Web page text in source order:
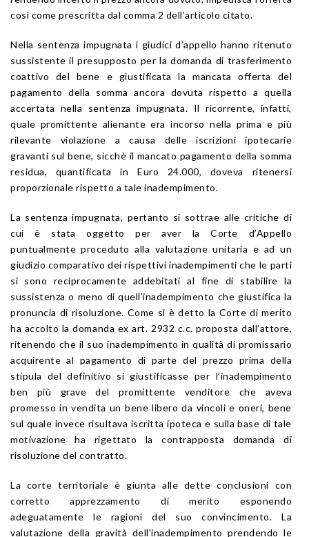
così come prescritta dal comma 2 dell’articolo citato.
Nella sentenza impugnata i giudici d’appello hanno ritenuto
sussistente il presupposto per la domanda di trasferimento
coattivo del bene e giustificata la mancata offerta del
pagamento della somma ancora dovuta rispetto a quella
accertata nella sentenza impugnata. Il ricorrente, infatti,
quale promittente alienante era incorso nella prima e più
rilevante violazione a causa delle iscrizioni ipotecarie
gravanti sul bene, sicchè il mancato pagamento della somma
residua, quantificata in Euro 24.000, doveva ritenersi
proporzionale rispetto a tale inadempimento.
La sentenza impugnata, pertanto si sottrae alle critiche di
cui è stata oggetto per aver la Corte d’Appello
puntualmente proceduto alla valutazione unitaria e ad un
giudizio comparativo dei rispettivi inadempimenti che le parti
si sono reciprocamente addebitati al fine di stabilire la
sussistenza o meno di quell’inadempimento che giustifica la
pronuncia di risoluzione. Come si è detto la Corte di merito
ha accolto la domanda ex art. 2932 c.c. proposta dall’attore,
ritenendo che il suo inadempimento in qualità di promissario
acquirente al pagamento di parte del prezzo prima della
stipula del definitivo si giustificasse per l’inadempimento
ben più grave del promittente venditore che aveva
promesso in vendita un bene libero da vincoli e oneri, bene
sul quale invece risultava iscritta ipoteca e sulla base di tale
motivazione ha rigettato la contrapposta domanda di
risoluzione del contratto.
La corte territoriale è giunta alle dette conclusioni con
corretto apprezzamento di merito esponendo
adeguatamente le ragioni del suo convincimento. La
valutazione della gravità dell’inadempimento prendendo le